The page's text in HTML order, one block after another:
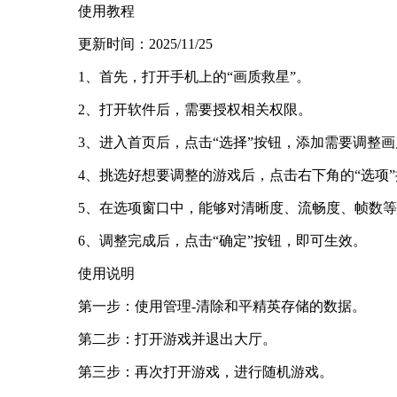
使用教程
更新时间：2025/11/25
1、首先，打开手机上的“画质救星”。
2、打开软件后，需要授权相关权限。
3、进入首页后，点击“选择”按钮，添加需要调整
4、挑选好想要调整的游戏后，点击右下角的“选项
5、在选项窗口中，能够对清晰度、流畅度、帧数
6、调整完成后，点击“确定”按钮，即可生效。
使用说明
第一步：使用管理-清除和平精英存储的数据。
第二步：打开游戏并退出大厅。
第三步：再次打开游戏，进行随机游戏。